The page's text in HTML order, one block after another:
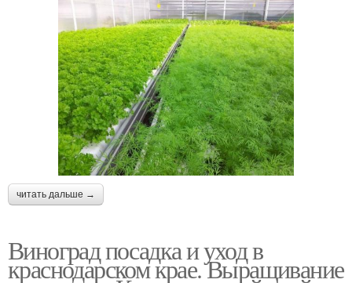
читать дальше →
Виноград посадка и уход в
краснодарском крае. Выращивание